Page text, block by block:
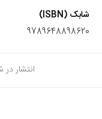
شابک (ISBN)
9789648898620
انتشار